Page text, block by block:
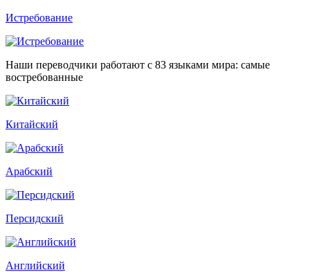
Истребование
Наши переводчики работают с 83 языками мира: самые
востребованные
Китайский
Арабский
Персидский
Английский